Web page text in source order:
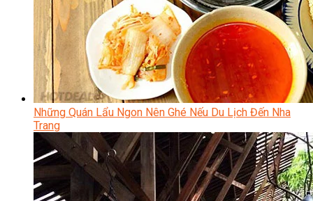
Những Quán Lẩu Ngon Nên Ghé Nếu Du Lịch Đến Nha
Trang